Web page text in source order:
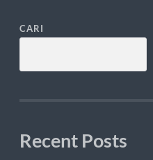
CARI
Recent Posts